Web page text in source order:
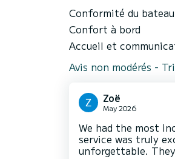
Conformité du bateau
Confort à bord
Accueil et
Avis non modérés -
Zoë
May 2026
We had the most
service was truly
unforgettable.